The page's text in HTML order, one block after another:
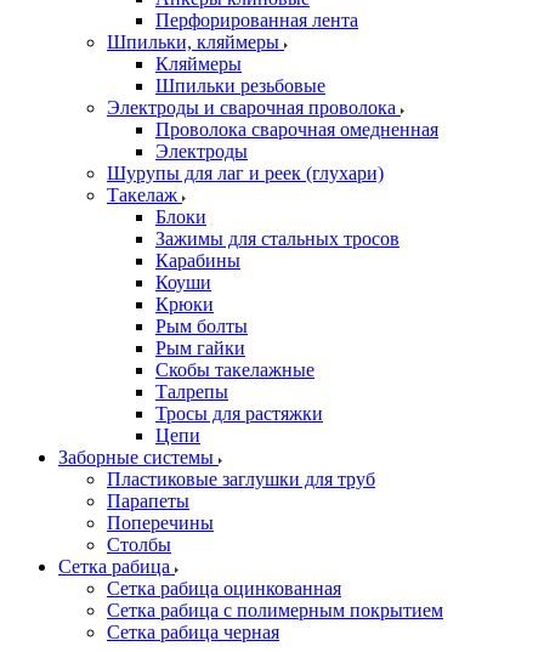
Перфорированная лента
Шпильки, кляймеры
Кляймеры
Шпильки резьбовые
Электроды и сварочная проволока
Проволока сварочная омедненная
Электроды
Шурупы для лаг и реек (глухари)
Такелаж
Блоки
Зажимы для стальных тросов
Карабины
Коуши
Крюки
Рым болты
Рым гайки
Скобы такелажные
Талрепы
Тросы для растяжки
Цепи
Заборные системы
Пластиковые заглушки для труб
Парапеты
Поперечины
Столбы
Сетка рабица
Сетка рабица оцинкованная
Сетка рабица с полимерным покрытием
Сетка рабица черная